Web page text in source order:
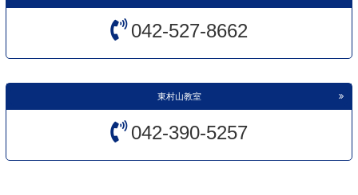
042-527-8662
東村山教室
042-390-5257